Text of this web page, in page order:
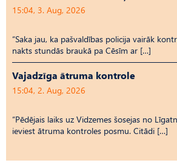
15:04, 3. Aug, 2026
“Saka jau, ka pašvaldības policija vairāk
nakts stundās braukā pa Cēsīm ar […]
Vajadzīga ātruma kontrole
15:04, 2. Aug, 2026
“Pēdējais laiks uz Vid­ze­mes šosejas no
ieviest ātruma kontroles posmu. Citādi […]